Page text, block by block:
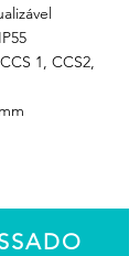
IP55
CCS 1, CCS2,